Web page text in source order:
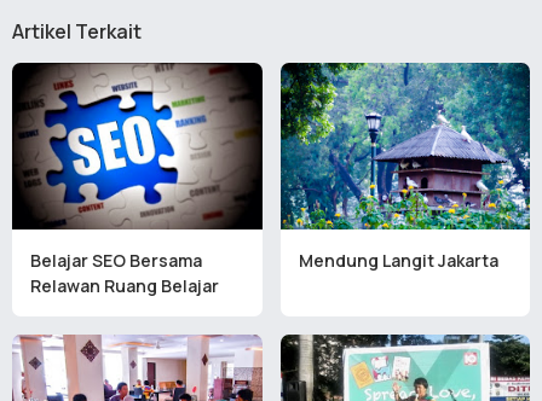
Artikel Terkait
Belajar SEO Bersama
Relawan Ruang Belajar
Mendung Langit Jakarta